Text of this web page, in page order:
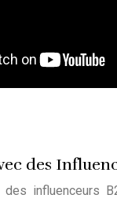
des
des influenceurs